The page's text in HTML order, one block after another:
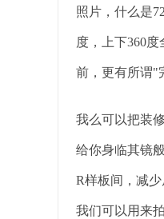
照片，什么是
度，上下360
前，更有所谓"
我么可以把装
给你身临其镜
R样板间，减
我们可以用来